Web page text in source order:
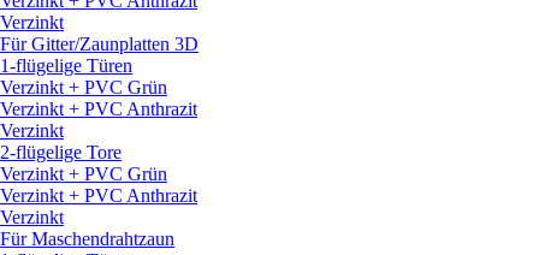
Verzinkt
Für Gitter/Zaunplatten 3D
1-flügelige Türen
Verzinkt + PVC Grün
Verzinkt + PVC Anthrazit
Verzinkt
2-flügelige Tore
Verzinkt + PVC Grün
Verzinkt + PVC Anthrazit
Verzinkt
Für Maschendrahtzaun